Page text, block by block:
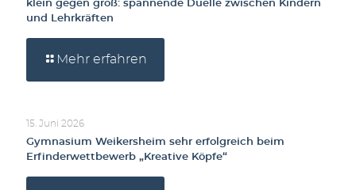
klein gegen groß: spannende Duelle zwischen Kindern
und Lehrkräften
Mehr erfahren
15. Juni 2026
Gymnasium Weikersheim sehr erfolgreich beim
Erfinderwettbewerb „Kreative Köpfe“